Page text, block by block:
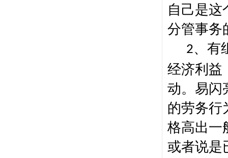
自己是这
分管事务
2、有
经济利益
动。易闪
的劳务行
格高出一
或者说是